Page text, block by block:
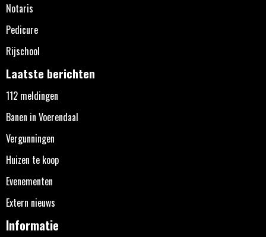
Notaris
Pedicure
Rijschool
Laatste berichten
112 meldingen
Banen in Voerendaal
Vergunningen
Huizen te koop
Evenementen
Extern nieuws
Informatie